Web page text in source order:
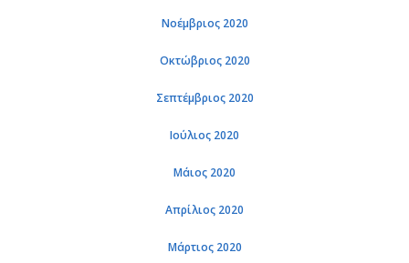
Νο­έμ­βριος 2020
Οκτώ­βριος 2020
Σε­πτέμ­βριος 2020
Ιού­λιος 2020
Μάιος 2020
Απρί­λιος 2020
Μάρ­τιος 2020